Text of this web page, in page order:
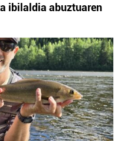
ibilaldia abuztuaren